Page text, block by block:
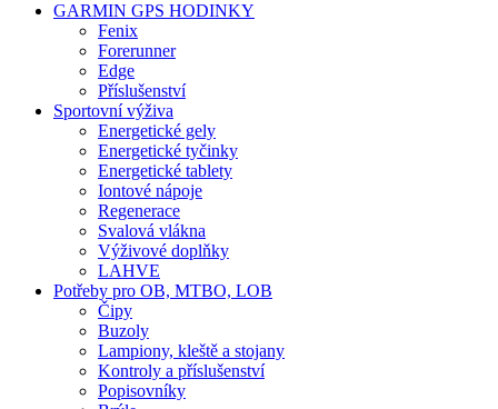
GARMIN GPS HODINKY
Fenix
Forerunner
Edge
Příslušenství
Sportovní výživa
Energetické gely
Energetické tyčinky
Energetické tablety
Iontové nápoje
Regenerace
Svalová vlákna
Výživové doplňky
LAHVE
Potřeby pro OB, MTBO, LOB
Čipy
Buzoly
Lampiony, kleště a stojany
Kontroly a příslušenství
Popisovníky